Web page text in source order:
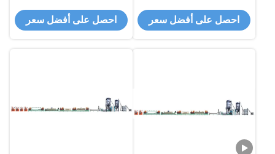
التحكم في PLC 0.5-
1.3mm سمك
احصل على أفضل سعر
تحكم PLC
احصل على أفضل سعر